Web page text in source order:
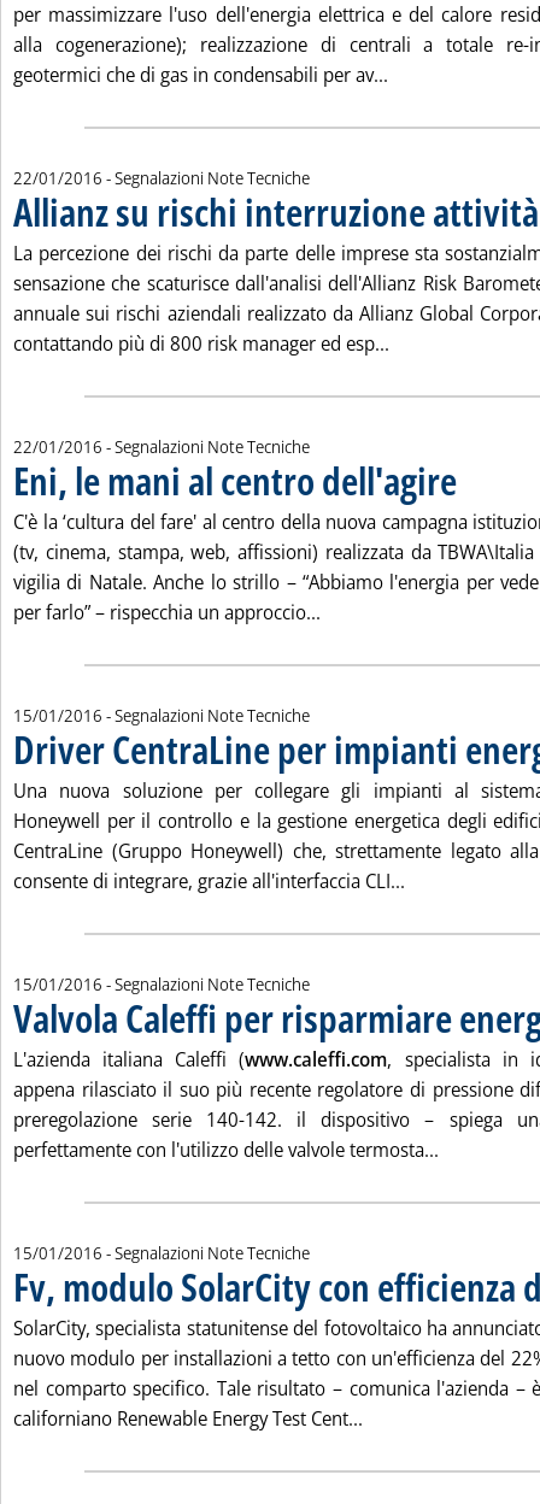
per massimizzare l'uso dell'energia elettrica e del calore
alla cogenerazione); realizzazione di centrali a totale
geotermici che di gas in condensabili per av...
22/01/2016 - Segnalazioni Note Tecniche
Allianz su rischi interruzione attività
La percezione dei rischi da parte delle imprese sta
sensazione che scaturisce dall'analisi dell'Allianz Risk
annuale sui rischi aziendali realizzato da Allianz Global
contattando più di 800 risk manager ed esp...
22/01/2016 - Segnalazioni Note Tecniche
Eni, le mani al centro dell'agire
C'è la ‘cultura del fare' al centro della nuova campagna
(tv, cinema, stampa, web, affissioni) realizzata da
vigilia di Natale. Anche lo strillo – “Abbiamo l'energia per
per farlo” – rispecchia un approccio...
15/01/2016 - Segnalazioni Note Tecniche
Driver CentraLine per impianti
Una nuova soluzione per collegare gli impianti al
Honeywell per il controllo e la gestione energetica degli
CentraLine (Gruppo Honeywell) che, strettamente legato
consente di integrare, grazie all'interfaccia CLI...
15/01/2016 - Segnalazioni Note Tecniche
Valvola Caleffi per risparmiare
L'azienda italiana Caleffi (www.caleffi.com, specialista in
appena rilasciato il suo più recente regolatore di pressione
preregolazione serie 140-142. il dispositivo – spiega
perfettamente con l'utilizzo delle valvole termosta...
15/01/2016 - Segnalazioni Note Tecniche
Fv, modulo SolarCity con efficienza
SolarCity, specialista statunitense del fotovoltaico ha
nuovo modulo per installazioni a tetto con un'efficienza del
nel comparto specifico. Tale risultato – comunica l'azienda –
californiano Renewable Energy Test Cent...